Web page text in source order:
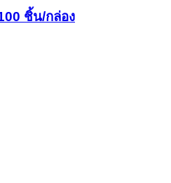
ชิ้น/กล่อง